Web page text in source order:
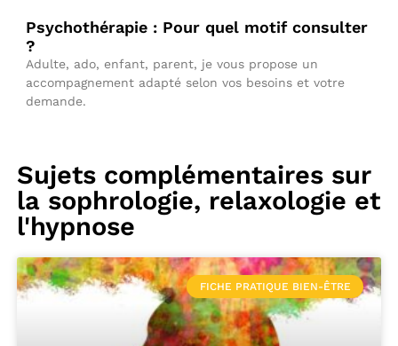
Psychothérapie : Pour quel motif consulter
?
Adulte, ado, enfant, parent, je vous propose un
accompagnement adapté selon vos besoins et votre
demande.
Sujets complémentaires sur
la sophrologie, relaxologie et
l'hypnose
FICHE PRATIQUE BIEN-ÊTRE